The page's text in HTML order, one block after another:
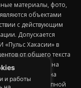
и работы
материалы, фото,
объектами
с действующим
Допускается
«Пульс Хакасии» в
от общего текста
гиперссылки на
должна
и быть доступной